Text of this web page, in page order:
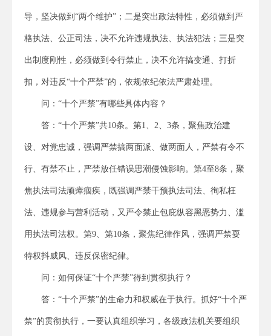
导，坚决做到“两个维护”；二是突出政法特性，必须做到严
格执法、公正司法，决不允许违规执法、执法犯法；三是突
出制度刚性，必须做到令行禁止，决不允许搞变通、打折
扣，对违反“十个严禁”的，依规依纪依法严肃处理。
问：“十个严禁”有哪些具体内容？
答：“十个严禁”共10条。第1、2、3条，聚焦政治建
设、对党忠诚，强调严禁搞两面派、做两面人，严禁有令不
行、有禁不止，严禁放任错误思潮侵蚀影响。第4至8条，聚
焦执法司法顽瘴痼疾，既强调严禁干预执法司法、徇私枉
法、违规参与营利活动，又严令禁止包庇纵容黑恶势力、滥
用执法司法权。第9、第10条，聚焦纪律作风，强调严禁耍
特权抖威风、违反保密纪律。
问：如何保证“十个严禁”得到贯彻执行？
答：“十个严禁”的生命力和权威在于执行。抓好“十个严
禁”的贯彻执行，一要认真组织学习，各级政法机关要组织